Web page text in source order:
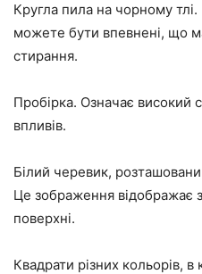
Кругла пила на чорному
можете бути впевнені, що
стирання.
Пробірка. Означає високий
впливів.
Білий черевик,
Це зображення відображає
поверхні.
Квадрати різних кольорів, в